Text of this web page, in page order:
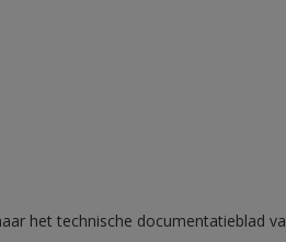
het technische documentatieblad